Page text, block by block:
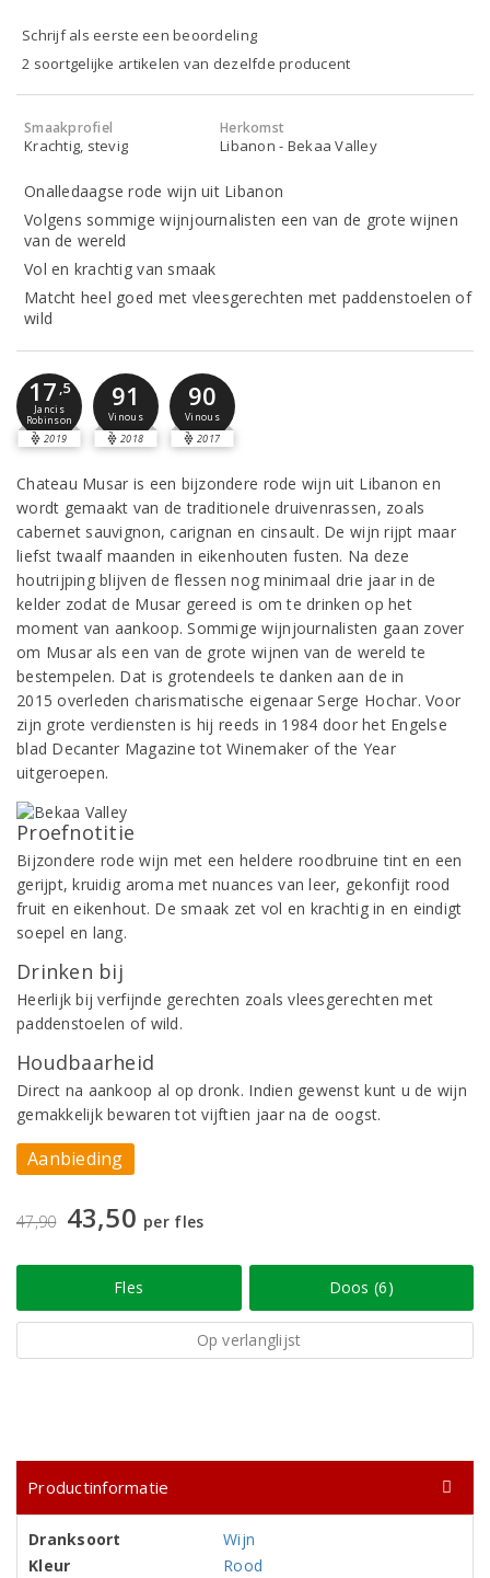
Schrijf als eerste een beoordeling
2 soortgelijke artikelen van dezelfde producent
Smaakprofiel
Krachtig, stevig
Herkomst
Libanon - Bekaa Valley
Onalledaagse rode wijn uit Libanon
Volgens sommige wijnjournalisten een van de grote wijnen
van de wereld
Vol en krachtig van smaak
Matcht heel goed met vleesgerechten met paddenstoelen of
wild
17 ,5
Jancis
Robinson
2019
91
Vinous
2018
90
Vinous
2017
Chateau Musar is een bijzondere rode wijn uit Libanon en
wordt gemaakt van de traditionele druivenrassen, zoals
cabernet sauvignon, carignan en cinsault. De wijn rijpt maar
liefst twaalf maanden in eikenhouten fusten. Na deze
houtrijping blijven de flessen nog minimaal drie jaar in de
kelder zodat de Musar gereed is om te drinken op het
moment van aankoop. Sommige wijnjournalisten gaan zover
om Musar als een van de grote wijnen van de wereld te
bestempelen. Dat is grotendeels te danken aan de in
2015 overleden charismatische eigenaar Serge Hochar. Voor
zijn grote verdiensten is hij reeds in 1984 door het Engelse
blad Decanter Magazine tot Winemaker of the Year
uitgeroepen.
Proefnotitie
Bijzondere rode wijn met een heldere roodbruine tint en een
gerijpt, kruidig aroma met nuances van leer, gekonfijt rood
fruit en eikenhout. De smaak zet vol en krachtig in en eindigt
soepel en lang.
Drinken bij
Heerlijk bij verfijnde gerechten zoals vleesgerechten met
paddenstoelen of wild.
Houdbaarheid
Direct na aankoop al op dronk. Indien gewenst kunt u de wijn
gemakkelijk bewaren tot vijftien jaar na de oogst.
Aanbieding
47,90 43,50 per fles
Fles Doos (6)
Op verlanglijst
Productinformatie
Dranksoort
Wijn
Kleur
Rood